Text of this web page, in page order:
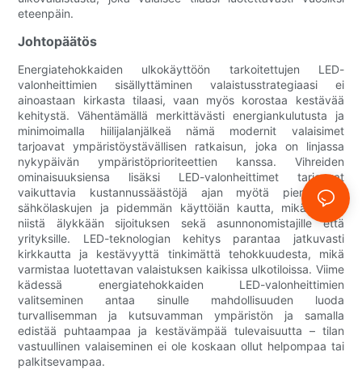
eteenpäin.
Johtopäätös
Energiatehokkaiden ulkokäyttöön tarkoitettujen LED-
valonheittimien sisällyttäminen valaistusstrategiaasi ei
ainoastaan ​​kirkasta tilaasi, vaan myös korostaa kestävää
kehitystä. Vähentämällä merkittävästi energiankulutusta ja
minimoimalla hiilijalanjälkeä nämä modernit valaisimet
tarjoavat ympäristöystävällisen ratkaisun, joka on linjassa
nykypäivän ympäristöprioriteettien kanssa. Vihreiden
ominaisuuksiensa lisäksi LED-valonheittimet tarjoavat
vaikuttavia kustannussäästöjä ajan myötä pienempien
sähkölaskujen ja pidemmän käyttöiän kautta, mikä tekee
niistä älykkään sijoituksen sekä asunnonomistajille että
yrityksille. LED-teknologian kehitys parantaa jatkuvasti
kirkkautta ja kestävyyttä tinkimättä tehokkuudesta, mikä
varmistaa luotettavan valaistuksen kaikissa ulkotiloissa. Viime
kädessä energiatehokkaiden LED-valonheittimien
valitseminen antaa sinulle mahdollisuuden luoda
turvallisemman ja kutsuvamman ympäristön ja samalla
edistää puhtaampaa ja kestävämpää tulevaisuutta – tilan
vastuullinen valaiseminen ei ole koskaan ollut helpompaa tai
palkitsevampaa.